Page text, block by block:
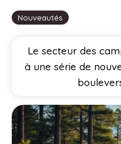
Nouveautés
Le secteur des
à une série de